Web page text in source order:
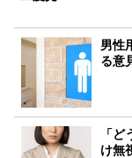
男性
る意
「
け無